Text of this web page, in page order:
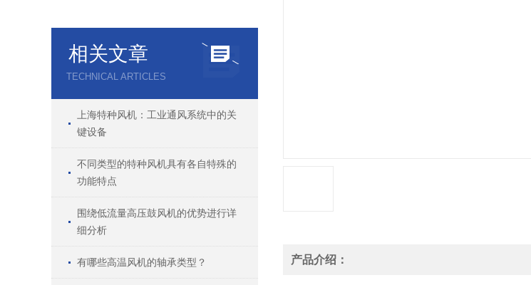
相关文章
TECHNICAL ARTICLES
上海特种风机：工业通风系统中的关
键设备
不同类型的特种风机具有各自特殊的
功能特点
围绕低流量高压鼓风机的优势进行详
细分析
有哪些高温风机的轴承类型？ 产品介绍：